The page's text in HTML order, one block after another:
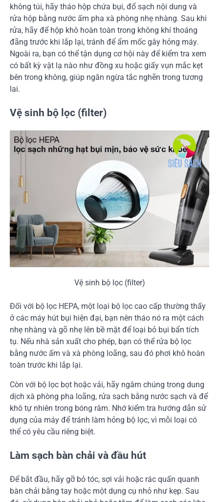
không túi, hãy tháo hộp chứa bụi, đổ sạch nội dung và
rửa hộp bằng nước ấm pha xà phòng nhẹ nhàng. Sau khi
rửa, hãy để hộp khô hoàn toàn trong không khí thoáng
đãng trước khi lắp lại, tránh để ẩm mốc gây hỏng máy.
Ngoài ra, bạn có thể tận dụng cơ hội này để kiểm tra xem
có bất kỳ vật lạ nào như đồng xu hoặc giấy vụn mắc kẹt
bên trong không, giúp ngăn ngừa tắc nghẽn trong tương
lai.
Vệ sinh bộ lọc (filter)
Vệ sinh bộ lọc (filter)
Đối với bộ lọc HEPA, một loại bộ lọc cao cấp thường thấy
ở các máy hút bụi hiện đại, bạn nên tháo nó ra một cách
nhẹ nhàng và gõ nhẹ lên bề mặt để loại bỏ bụi bẩn tích
tụ. Nếu nhà sản xuất cho phép, bạn có thể rửa bộ lọc
bằng nước ấm và xà phòng loãng, sau đó phơi khô hoàn
toàn trước khi lắp lại.
Còn với bộ lọc bọt hoặc vải, hãy ngâm chúng trong dung
dịch xà phòng pha loãng, rửa sạch bằng nước sạch và để
khô tự nhiên trong bóng râm. Nhớ kiểm tra hướng dẫn sử
dụng của máy để tránh làm hỏng bộ lọc, vì mỗi loại có
thể có yêu cầu riêng biệt.
Làm sạch bàn chải và đầu hút
Để bắt đầu, hãy gỡ bỏ tóc, sợi vải hoặc rác quấn quanh
bàn chải bằng tay hoặc một dụng cụ nhỏ như kẹp. Sau